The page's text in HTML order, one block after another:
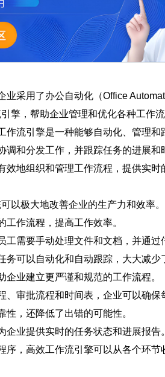
采用了办公自动化（Office
擎，帮助企业管理和优化各种工作
作流引擎是一种能够自动化、管理和
和分发工作，并跟踪任务的进展和
效地组织和管理工作流程，提供实
以极大地改善企业的生产力和效率。
作流程，提高工作效率。
工需要手动处理文件和文档，并通过
务可以自动化和自动跟踪，大大减少
业建立更严谨和规范的工作流程。
、审批流程和时间表，企业可以确保
，还降低了出错的可能性。
企业提供实时的任务状态和进展报告。
序，高效工作流引擎可以从各个环